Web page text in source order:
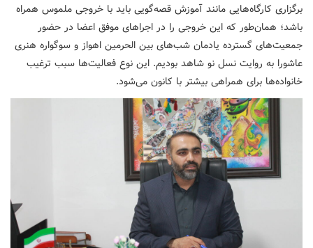
برگزاری کارگاه‌هایی مانند آموزش قصه‌گویی باید با خروجی ملموس همراه
باشد؛ همان‌طور که این خروجی را در اجراهای موفق اعضا در حضور
جمعیت‌های گسترده یادمان شب‌های بین الحرمین اهواز و سوگواره هنری
عاشورا به روایت نسل نو شاهد بودیم. این نوع فعالیت‌ها سبب ترغیب
خانواده‌ها برای همراهی بیشتر با کانون می‌شود.